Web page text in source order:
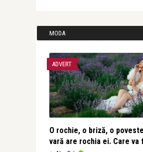
MODA
ADVERT
O rochie, o briză, o
vară are rochia ei. Care va